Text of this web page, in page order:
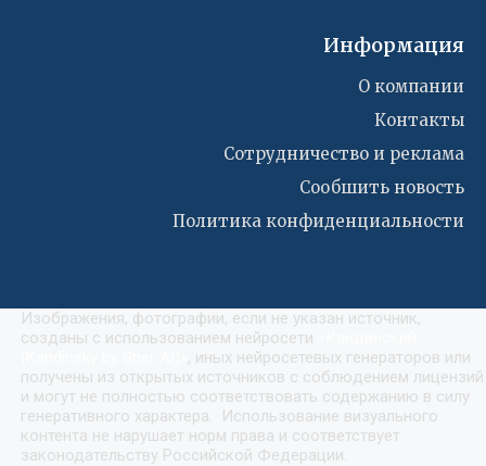
Информация
О компании
Контакты
Сотрудничество и реклама
Сообшить новость
Политика конфиденциальности
Изображения, фотографии, если не указан источник,
созданы с использованием нейросети
, иных нейросетевых генераторов или
получены из открытых источников с соблюдением лицензий
и могут не полностью соответствовать содержанию в силу
генеративного характера. Использование визуального
контента не нарушает норм права и соответствует
законодательству Российской Федерации.